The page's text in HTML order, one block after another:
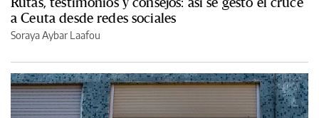
a Ceuta desde redes sociales
Soraya Aybar Laafou